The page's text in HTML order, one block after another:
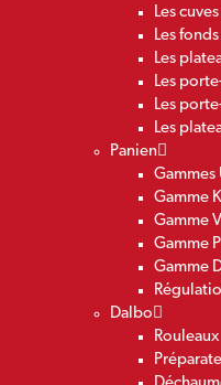
Les
Les
Les
Les
Les
Les
Panien
Gammes
Gamme
Gamme
Gamme
Gamme
Dalbo
Rouleaux